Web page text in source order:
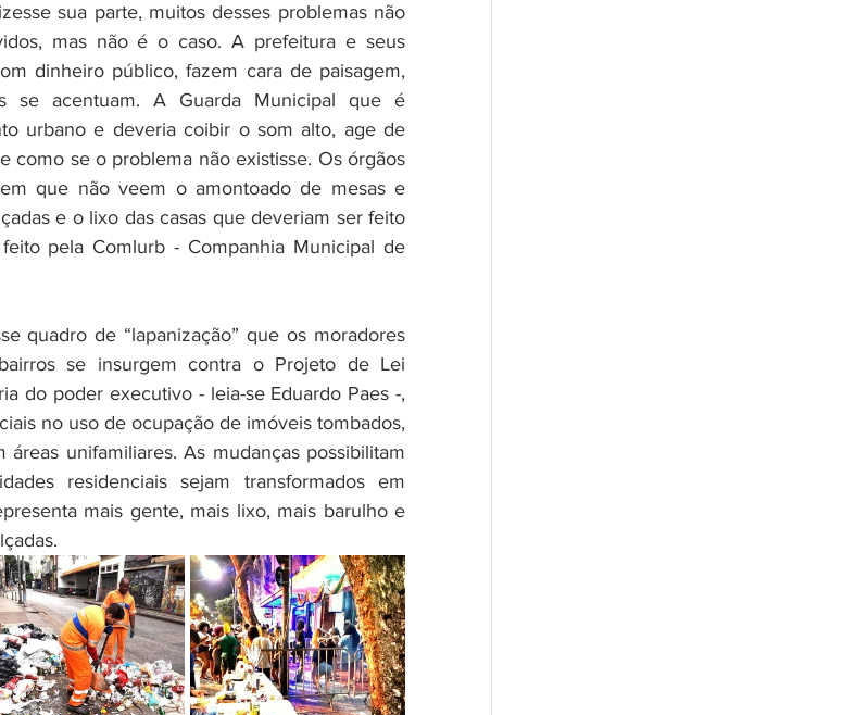
sua parte, muitos desses problemas não
mas não é o caso. A prefeitura e seus
dinheiro público, fazem cara de paisagem,
se acentuam. A Guarda Municipal que é
urbano e deveria coibir o som alto, age de
como se o problema não existisse. Os órgãos
que não veem o amontoado de mesas e
e o lixo das casas que deveriam ser feito
pela Comlurb - Companhia Municipal de
se insurgem contra o Projeto de Lei
do poder executivo - leia-se Eduardo Paes -,
no uso de ocupação de imóveis tombados,
áreas unifamiliares. As mudanças possibilitam
residenciais sejam transformados em
mais gente, mais lixo, mais barulho e